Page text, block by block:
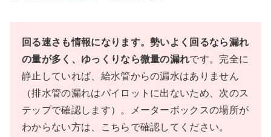
回る速さも情報になります。勢いよく回るなら漏れ
の量が多く、ゆっくりなら微量の漏れです。完全に
静止していれば、給水管からの漏水はありません
（排水管の漏れはパイロットに出ないため、次のス
テップで確認します）。メーターボックスの場所が
わからない方は、こちらで確認してください。